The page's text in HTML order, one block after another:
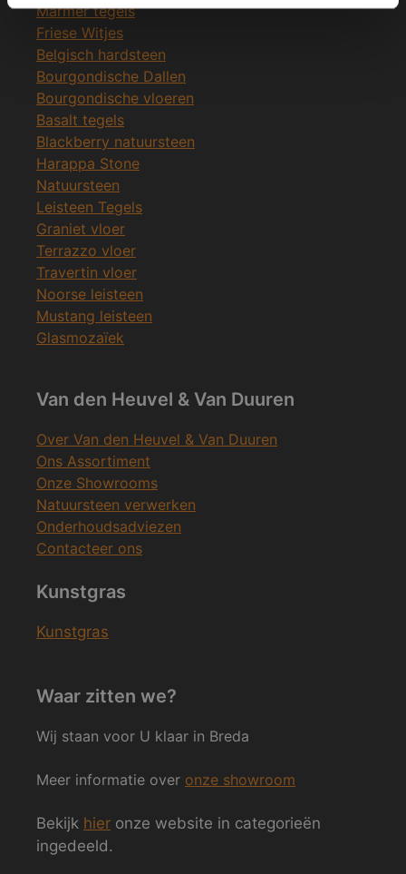
Marmer tegels
Friese Witjes
Belgisch hardsteen
Bourgondische Dallen
Bourgondische vloeren
Basalt tegels
Blackberry natuursteen
Harappa Stone
Natuursteen
Leisteen Tegels
Graniet vloer
Terrazzo vloer
Travertin vloer
Noorse leisteen
Mustang leisteen
Glasmozaïek
Van den Heuvel & Van Duuren
Over Van den Heuvel & Van Duuren
Ons Assortiment
Onze Showrooms
Natuursteen verwerken
Onderhoudsadviezen
Contacteer ons
Kunstgras
Kunstgras
Waar zitten we?
Wij staan voor U klaar in Breda
Meer informatie over onze showroom
Bekijk hier onze website in categorieën
ingedeeld.